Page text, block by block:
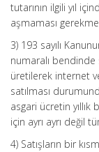
tutarının ilgili yıl
aşmaması
3) 193 sayılı
numaralı bendinde
üretilerek internet
satılması
asgari ücretin yıllık
için ayrı ayrı değil
4) Satışların bir